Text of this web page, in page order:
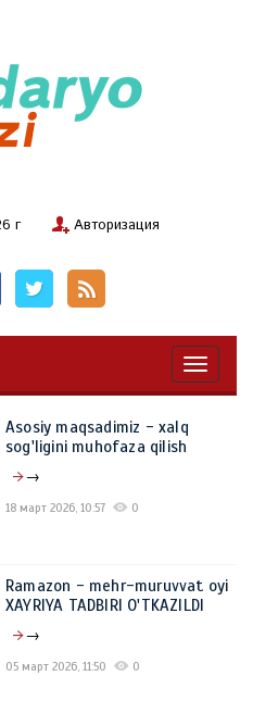
г Авторизация
Asosiy maqsadimiz - xalq
sog'ligini muhofaza qilish
→
18 март 2026, 10:57 0
Ramazon - mehr-muruvvat oyi
XAYRIYA TADBIRI O'TKAZILDI
→
05 март 2026, 11:50 0